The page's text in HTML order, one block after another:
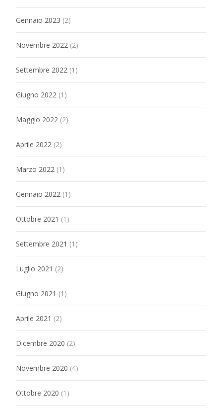
Gennaio 2023 (2)
Novembre 2022 (2)
Settembre 2022 (1)
Giugno 2022 (1)
Maggio 2022 (2)
Aprile 2022 (2)
Marzo 2022 (1)
Gennaio 2022 (1)
Ottobre 2021 (1)
Settembre 2021 (1)
Luglio 2021 (2)
Giugno 2021 (1)
Aprile 2021 (2)
Dicembre 2020 (2)
Novembre 2020 (4)
Ottobre 2020 (1)